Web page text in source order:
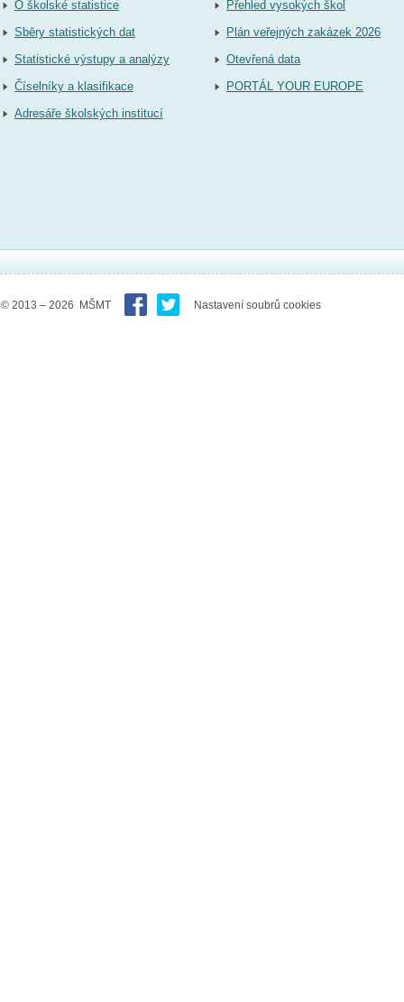
O školské statistice
Sběry statistických dat
Statistické výstupy a analýzy
Číselníky a klasifikace
Adresáře školských institucí
Přehled vysokých škol
Plán veřejných zakázek 2026
Otevřená data
PORTÁL YOUR EUROPE
© 2013 – 2026 MŠMT Nastavení soubrů cookies